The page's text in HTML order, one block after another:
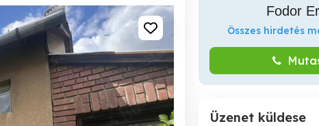
Fodor
Összes hirdetés
Üzenet küldese